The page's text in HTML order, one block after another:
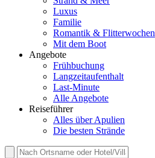
Luxus
Familie
Romantik & Flitterwochen
Mit dem Boot
Angebote
Frühbuchung
Langzeitaufenthalt
Last-Minute
Alle Angebote
Reiseführer
Alles über Apulien
Die besten Strände